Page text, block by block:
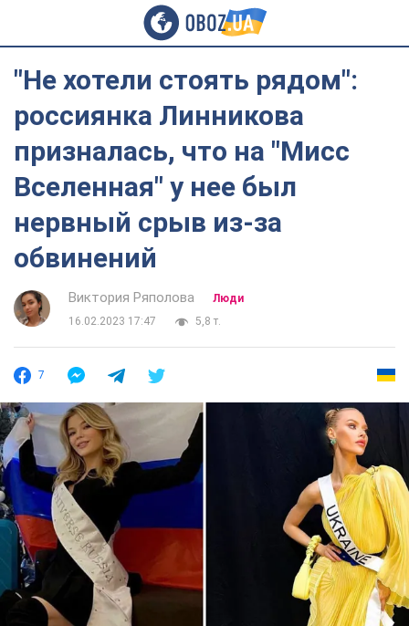
"Не хотели стоять рядом":
россиянка Линникова
призналась, что на "Мисс
Вселенная" у нее был
нервный срыв из-за
обвинений
Виктория Ряполова
Люди
16.02.2023 17:47
5,8 т.
7